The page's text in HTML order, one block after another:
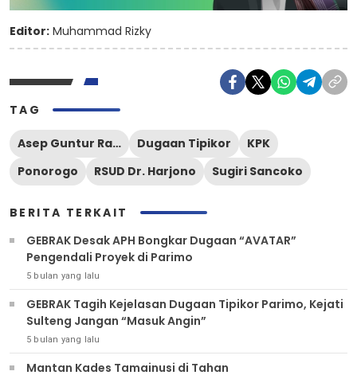
Editor: Muhammad Rizky
TAG
Asep Guntur Rahayu Dugaan Tipikor
KPK
Ponorogo
RSUD Dr. Harjono Sugiri Sancoko
BERITA TERKAIT
GEBRAK Desak APH Bongkar Dugaan “AVATAR”
Pengendali Proyek di Parimo
5 bulan yang lalu
GEBRAK Tagih Kejelasan Dugaan Tipikor Parimo, Kejati
Sulteng Jangan “Masuk Angin”
5 bulan yang lalu
Mantan Kades Tamainusi di Tahan